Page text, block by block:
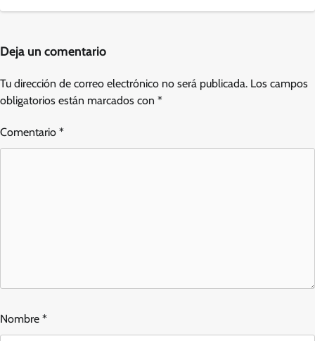
Deja un comentario
Tu dirección de correo electrónico no será publicada. Los campos
obligatorios están marcados con *
Comentario *
Nombre *